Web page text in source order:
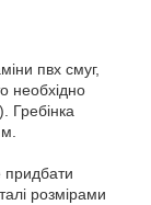
пвх смуг,
необхідно
Гребінка
м.
придбати
розмірами